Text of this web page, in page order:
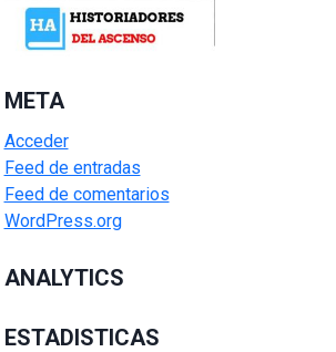
META
Acceder
Feed de entradas
Feed de comentarios
WordPress.org
ANALYTICS
ESTADISTICAS